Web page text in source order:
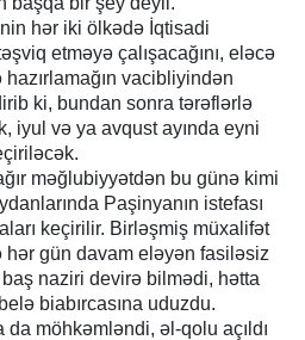
hər iki ölkədə İqtisadi
etməyə çalışacağını, eləcə
vacibliyindən
ki, bundan sonra tərəflərlə
iyul və ya avqust ayında eyni
məğlubiyyətdən bu günə kimi
Paşinyanın istefası
keçirilir. Birləşmiş müxalifət
gün davam eləyən fasiləsiz
naziri devirə bilmədi, hətta
biabırcasına uduzdu.
möhkəmləndi, əl-qolu açıldı